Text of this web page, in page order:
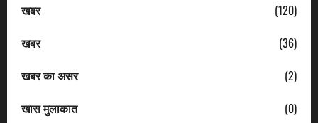
खबर
(120)
खबर
(36)
खबर का असर
(2)
खास मुलाकात
(0)